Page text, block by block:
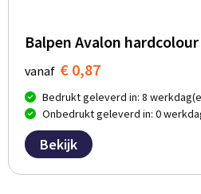
Balpen Avalon
vanaf € 0,87
Bedrukt geleverd in: 8
Onbedrukt geleverd in: 0
Bekijk